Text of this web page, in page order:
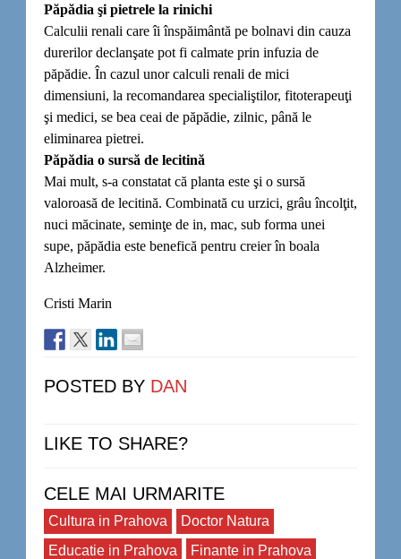
Păpădia şi pietrele la rinichi
Calculii renali care îi înspăimântă pe bolnavi din cauza
durerilor declanşate pot fi calmate prin infuzia de
păpădie. În cazul unor calculi renali de mici
dimensiuni, la recomandarea specialiştilor, fitoterapeuţi
şi medici, se bea ceai de păpădie, zilnic, până le
eliminarea pietrei.
Păpădia o sursă de lecitină
Mai mult, s-a constatat că planta este şi o sursă
valoroasă de lecitină. Combinată cu urzici, grâu încolţit,
nuci măcinate, seminţe de in, mac, sub forma unei
supe, păpădia este benefică pentru creier în boala
Alzheimer.
Cristi Marin
POSTED BY DAN
LIKE TO SHARE?
CELE MAI URMARITE
Cultura in Prahova
Doctor Natura
Educatie in Prahova
Finante in Prahova